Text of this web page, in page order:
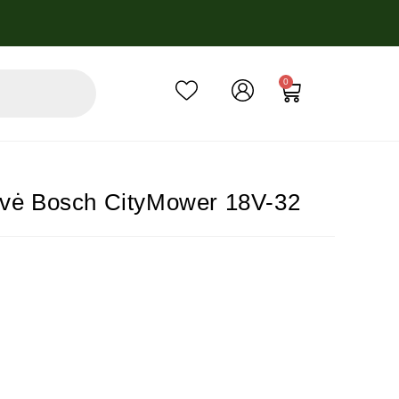
0
Bosch CityMower 18V-32
norma – 6.9%, sutarties sudarymo mokestis – 3%,